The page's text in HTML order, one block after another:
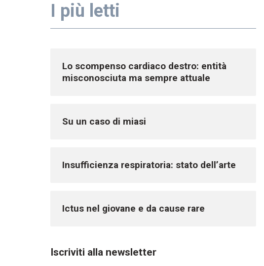
I più letti
Lo scompenso cardiaco destro: entità
misconosciuta ma sempre attuale
Su un caso di miasi
Insufficienza respiratoria: stato dell’arte
Ictus nel giovane e da cause rare
Iscriviti alla newsletter